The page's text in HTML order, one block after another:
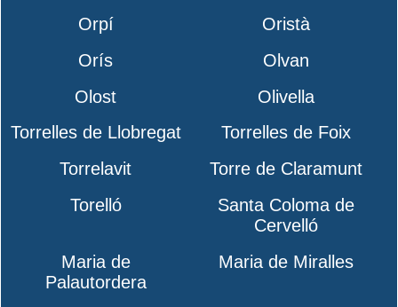
Orpí
Oristà
Orís
Olvan
Olost
Olivella
Torrelles de Llobregat
Torrelles de Foix
Torrelavit
Torre de Claramunt
Torelló
Santa Coloma de
Cervelló
Maria de
Palautordera
Maria de Miralles